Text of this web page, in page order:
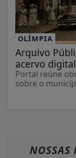
OLÍMPIA
Arquivo
acervo
Portal reúne
sobre o
NOSSAS